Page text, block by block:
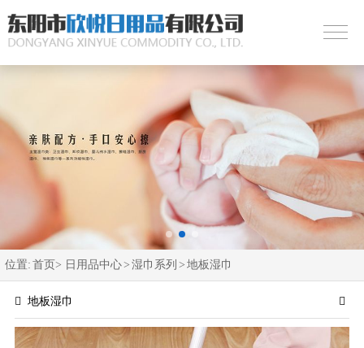
位置: 首页> 日用品中心> 湿巾系列 > 地板湿巾
地板湿巾